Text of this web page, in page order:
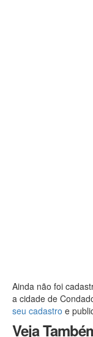
Ainda não foi
a cidade de
seu cadastro e
Veja